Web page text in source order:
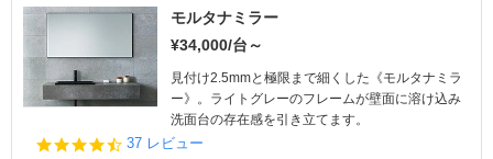
a
t
i
g
モルタナミラー
¥34,000/台～
見付け2.5mmと極限まで細くした《モルタナミラ
ー》。ライトグレーのフレームが壁面に溶け込み
洗面台の存在感を引き立てます。
4.37 レビュー